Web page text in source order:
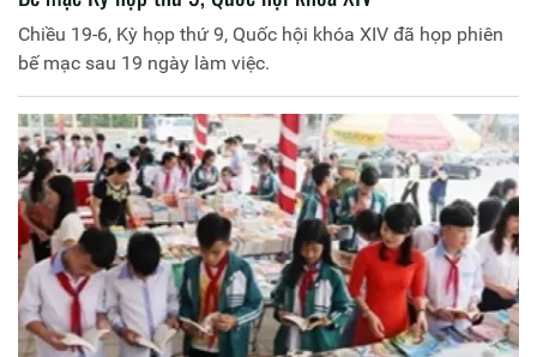
Chiều 19-6, Kỳ họp thứ 9, Quốc hội khóa XIV đã họp phiên
bế mạc sau 19 ngày làm việc.